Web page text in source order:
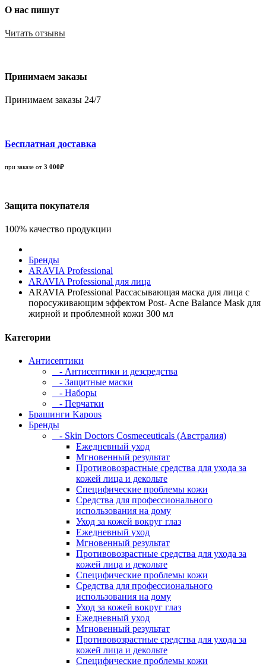
О нас пишут
Читать отзывы
Принимаем заказы
Принимаем заказы 24/7
Бесплатная доставка
при заказе от 3 000₽
Защита покупателя
100% качество продукции
Бренды
ARAVIA Professional
ARAVIA Professional для лица
ARAVIA Professional Рассасывающая маска для лица с
поросуживающим эффектом Post- Acne Balance Mask для
жирной и проблемной кожи 300 мл
Категории
Антисептики
- Антисептики и дезсредства
- Защитные маски
- Наборы
- Перчатки
Брашинги Kapous
Бренды
- Skin Doctors Cosmeceuticals (Австралия)
Ежедневный уход
Мгновенный результат
Противовозрастные средства для ухода за
кожей лица и декольте
Специфические проблемы кожи
Средства для профессионального
использования на дому
Уход за кожей вокруг глаз
Ежедневный уход
Мгновенный результат
Противовозрастные средства для ухода за
кожей лица и декольте
Специфические проблемы кожи
Средства для профессионального
использования на дому
Уход за кожей вокруг глаз
Ежедневный уход
Мгновенный результат
Противовозрастные средства для ухода за
кожей лица и декольте
Специфические проблемы кожи